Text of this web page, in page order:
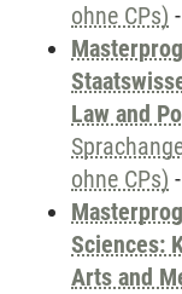
ohne CPs) -
Law and
ohne CPs) -
Sciences:
Arts and